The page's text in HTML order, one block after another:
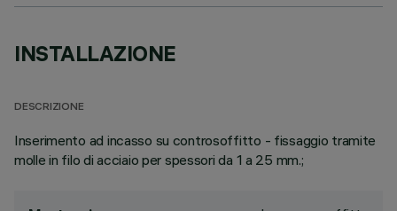
INSTALLAZIONE
DESCRIZIONE
Inserimento ad incasso su controsoffitto - fissaggio tramite
molle in filo di acciaio per spessori da 1 a 25 mm.;